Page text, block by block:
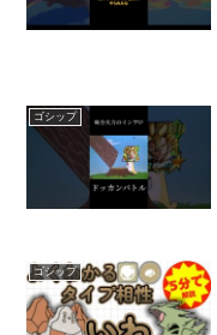
ゴシップ
ゴシップ